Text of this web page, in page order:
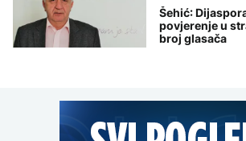
Šehić:
povjerenje u
broj glasača